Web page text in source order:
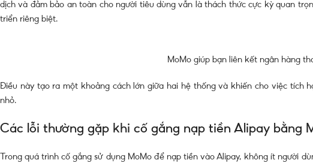
dịch và đảm bảo an toàn cho người tiêu dùng vẫn là thách thức cực kỳ quan
triển riêng biệt.
MoMo giúp bạn liên kết ngân hàng
Điều này tạo ra một khoảng cách lớn giữa hai hệ thống và khiến cho việc tích
nhỏ.
Các lỗi thường gặp khi cố gắng nạp tiền Alipay bằng
Trong quá trình cố gắng sử dụng MoMo để nạp tiền vào Alipay, không ít người